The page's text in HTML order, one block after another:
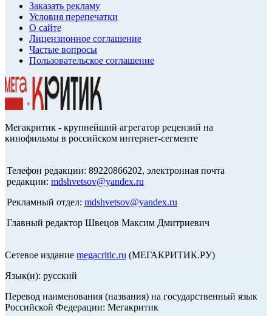
Заказать рекламу
Условия перепечатки
О сайте
Лицензионное соглашение
Частые вопросы
Пользовательское соглашение
Мегакритик - крупнейший агрегатор рецензий на
кинофильмы в российском интернет-сегменте
Телефон редакции: 89220866202, электронная почта
редакции: mdshvetsov@yandex.ru
Рекламный отдел: mdshvetsov@yandex.ru
Главный редактор Швецов Максим Дмитриевич
Сетевое издание megacritic.ru (МЕГАКРИТИК.РУ)
Язык(и): русский
Перевод наименования (названия) на государственный язык
Российской Федерации: Мегакритик